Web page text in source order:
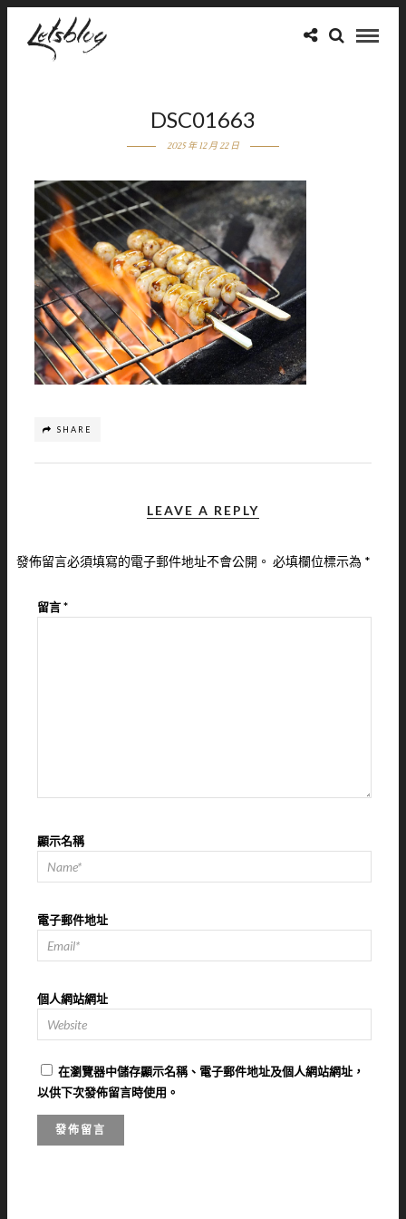
DSC01663
2025 年 12 月 22 日
SHARE
LEAVE A REPLY
發佈留言必須填寫的電子郵件地址不會公開。 必填欄位標示為 *
留言*
顯示名稱
電子郵件地址
個人網站網址
在瀏覽器中儲存顯示名稱、電子郵件地址及個人網站網址，
以供下次發佈留言時使用。